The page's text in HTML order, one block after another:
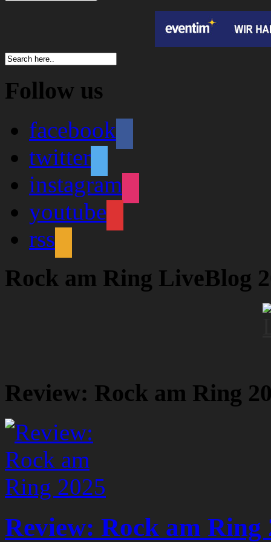
Follow us
facebook
twitter
instagram
youtube
rss
Rock am Ring LiveBlog
Review: Rock am Ring
Review: Rock am Ring